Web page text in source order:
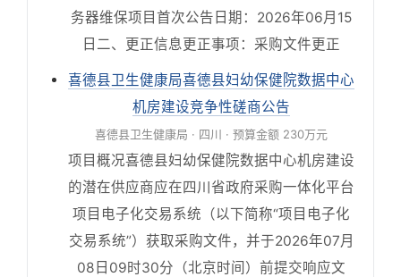
务器维保项目首次公告日期：2026年06月15
日二、更正信息更正事项：采购文件更正
喜德县卫生健康局喜德县妇幼保健院数据中心
机房建设竞争性磋商公告
喜德县卫生健康局 · 四川 · 预算金额 230万元
项目概况喜德县妇幼保健院数据中心机房建设
的潜在供应商应在四川省政府采购一体化平台
项目电子化交易系统（以下简称“项目电子化
交易系统”）获取采购文件，并于2026年07月
08日09时30分（北京时间）前提交响应文